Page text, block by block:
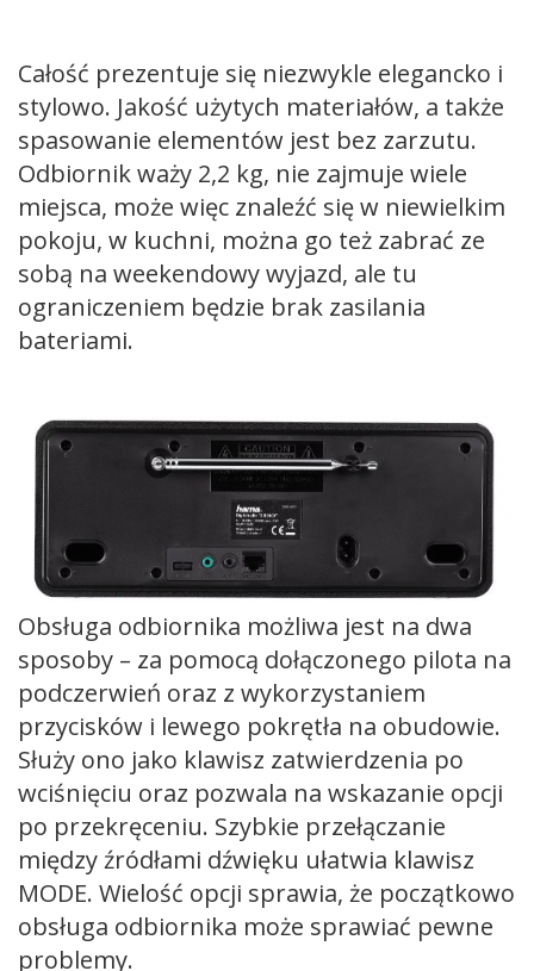
Całość prezentuje się niezwykle elegancko i
stylowo. Jakość użytych materiałów, a także
spasowanie elementów jest bez zarzutu.
Odbiornik waży 2,2 kg, nie zajmuje wiele
miejsca, może więc znaleźć się w niewielkim
pokoju, w kuchni, można go też zabrać ze
sobą na weekendowy wyjazd, ale tu
ograniczeniem będzie brak zasilania
bateriami.
Obsługa odbiornika możliwa jest na dwa
sposoby – za pomocą dołączonego pilota na
podczerwień oraz z wykorzystaniem
przycisków i lewego pokrętła na obudowie.
Służy ono jako klawisz zatwierdzenia po
wciśnięciu oraz pozwala na wskazanie opcji
po przekręceniu. Szybkie przełączanie
między źródłami dźwięku ułatwia klawisz
MODE. Wielość opcji sprawia, że początkowo
obsługa odbiornika może sprawiać pewne
problemy.